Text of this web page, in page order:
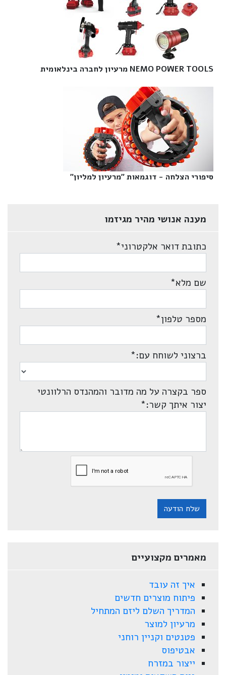
NEMO POWER TOOLS מרעיון לחברה בינלאומית‎
סיפורי הצלחה - דוגמאות "מרעיון למליון"‎
מענה אנושי מהיר מגיזמו
כתובת דואר אלקטרוני*
שם מלא*
מספר טלפון*
ברצוני לשוחח עם:*
ספר בקצרה על מה מדובר והמהנדס הרלוונטי
יצור איתך קשר:*
שלח הודעה
מאמרים מקצועיים
איך זה עובד
פיתוח מוצרים חדשים
המדריך השלם ליזם המתחיל
מרעיון למוצר
פטנטים וקניין רוחני
אבטיפוס
ייצור במזרח